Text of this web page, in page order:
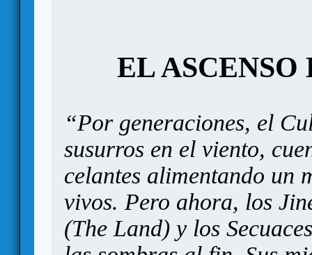
EL
“Por generaciones, el
susurros en el viento,
celantes alimentando un
vivos. Pero ahora, los
(The Land) y los